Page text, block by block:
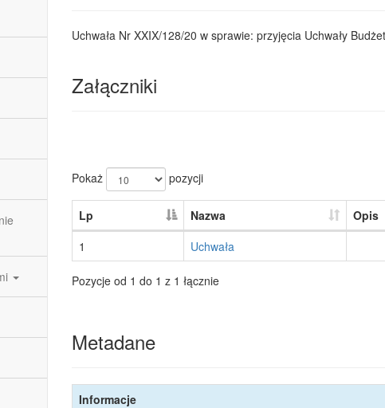
Uchwała Nr XXIX/128/20 w sprawie: przyjęcia Uchwały
Załączniki
Pokaż pozycji
Lp Nazwa Opis
1
Uchwała
Pozycje od 1 do 1 z 1 łącznie
Metadane
Informacje